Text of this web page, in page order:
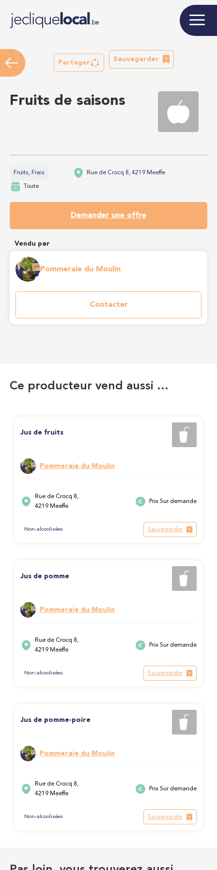
Partager
Sauvegarder
Fruits de saisons
Fruits, Frais Rue de Crocq 8, 4219 Meeffe
Toute
Demander une offre
Vendu par
Pommeraie du Moulin
Contacter
Ce producteur vend aussi …
Jus de fruits
Pommeraie du Moulin
Rue de Crocq 8,
4219 Meeffe
Prix Sur demande
Non-alcoolisées Sauvegarder
Jus de pomme
Pommeraie du Moulin
Rue de Crocq 8,
4219 Meeffe
Prix Sur demande
Non-alcoolisées Sauvegarder
Jus de pomme-poire
Pommeraie du Moulin
Rue de Crocq 8,
4219 Meeffe
Prix Sur demande
Non-alcoolisées Sauvegarder